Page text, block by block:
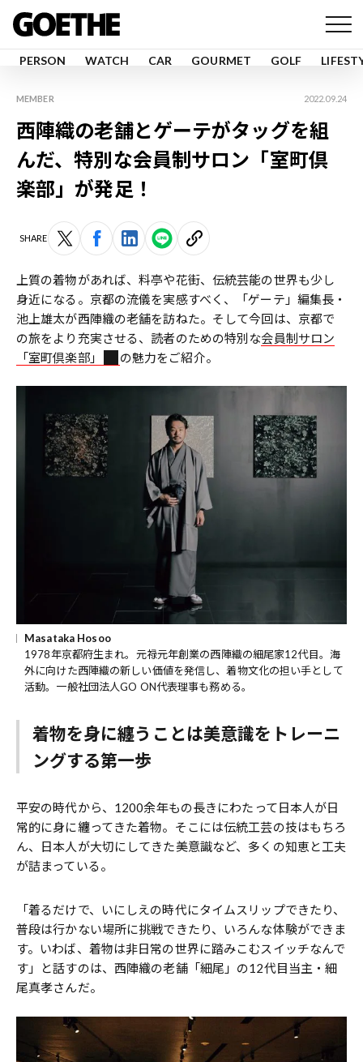
PERSON WATCH CAR GOURMET GOLF
MEMBER 2022.09.24
西陣織の老舗とゲーテがタッグを組
んだ、特別な会員制サロン「室町倶
楽部」が発足！
SHARE
上質の着物があれば、料亭や花街、伝統芸能の世界も少し
身近になる。京都の流儀を実感すべく、「ゲーテ」編集長・
池上雄太が西陣織の老舗を訪ねた。そして今回は、京都で
の旅をより充実させる、読者のための特別な会員制サロン
「室町倶楽部」
の魅力をご紹介。
Masataka Hosoo
1978年京都府生まれ。元禄元年創業の西陣織の細尾家12代目。海
外に向けた西陣織の新しい価値を発信し、着物文化の担い手として
活動。一般社団法人GO ON代表理事も務める。
着物を身に纏うことは美意識をトレーニ
ングする第一歩
平安の時代から、1200余年もの長きにわたって日本人が日
常的に身に纏ってきた着物。そこには伝統工芸の技はもちろ
ん、日本人が大切にしてきた美意識など、多くの知恵と工夫
が詰まっている。
「着るだけで、いにしえの時代にタイムスリップできたり、
普段は行かない場所に挑戦できたり、いろんな体験ができま
す。いわば、着物は非日常の世界に踏みこむスイッチなんで
す」と話すのは、西陣織の老舗「細尾」の12代目当主・細
尾真孝さんだ。